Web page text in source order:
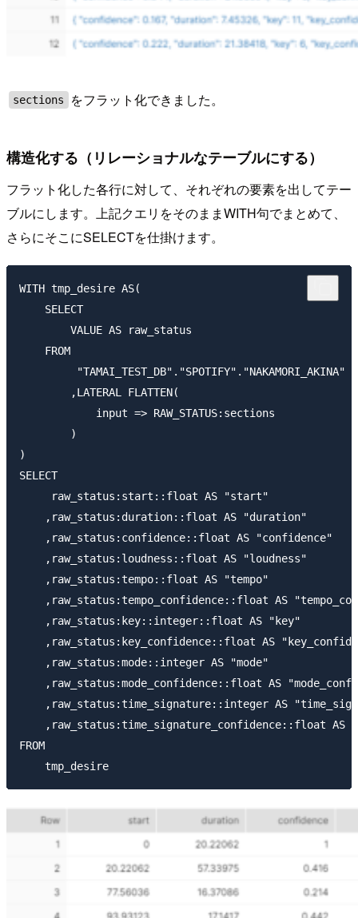
sections をフラット化できました。
構造化する（リレーショナルなテーブルにする）
フラット化した各行に対して、それぞれの要素を出してテー
ブルにします。上記クエリをそのままWITH句でまとめて、
さらにそこにSELECTを仕掛けます。
WITH tmp_desire AS(
    SELECT
        VALUE AS raw_status
    FROM
         "TAMAI_TEST_DB"."SPOTIFY"."NAKAMORI_AKINA"
        ,LATERAL FLATTEN(
            input => RAW_STATUS:sections
        )
)
SELECT
     raw_status:start::float AS "start"
    ,raw_status:duration::float AS "duration"
    ,raw_status:confidence::float AS "confidence"
    ,raw_status:loudness::float AS "loudness"
    ,raw_status:tempo::float AS "tempo"
,raw_status:tempo_confidence::float AS
    ,raw_status:key::integer::float AS "key"
,raw_status:key_confidence::float AS
    ,raw_status:mode::integer AS "mode"
,raw_status:mode_confidence::float AS
,raw_status:time_signature::integer AS
,raw_status:time_signature_confidence::float AS
FROM